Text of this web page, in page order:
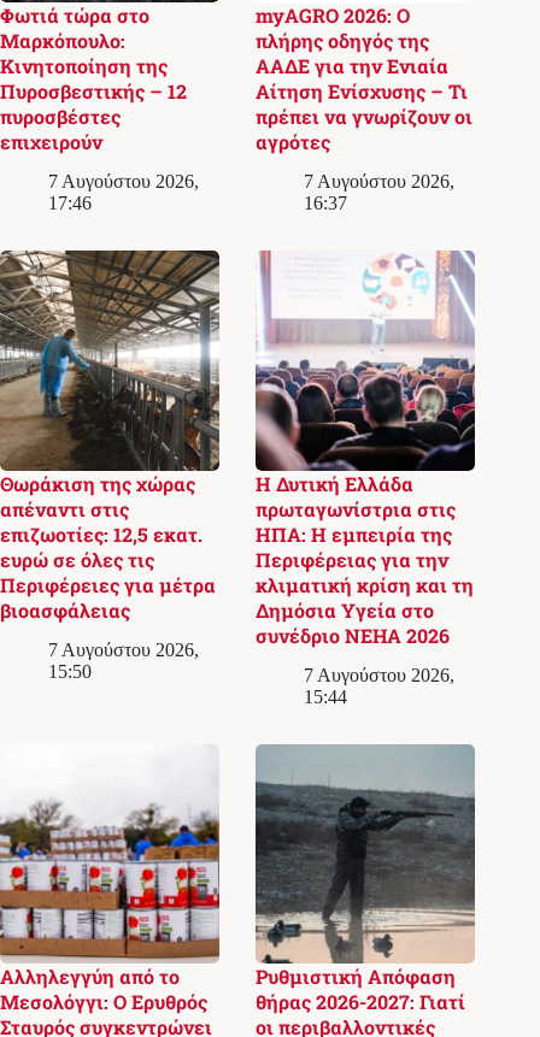
Φωτιά τώρα στο
Μαρκόπουλο:
Κινητοποίηση της
Πυροσβεστικής – 12
πυροσβέστες
επιχειρούν
7 Αυγούστου 2026,
17:46
myAGRO 2026: Ο
πλήρης οδηγός της
ΑΑΔΕ για την Ενιαία
Αίτηση Ενίσχυσης – Τι
πρέπει να γνωρίζουν οι
αγρότες
7 Αυγούστου 2026,
16:37
Θωράκιση της χώρας
απέναντι στις
επιζωοτίες: 12,5 εκατ.
ευρώ σε όλες τις
Περιφέρειες για μέτρα
βιοασφάλειας
7 Αυγούστου 2026,
15:50
Η Δυτική Ελλάδα
πρωταγωνίστρια στις
ΗΠΑ: Η εμπειρία της
Περιφέρειας για την
κλιματική κρίση και τη
Δημόσια Υγεία στο
συνέδριο NEHA 2026
7 Αυγούστου 2026,
15:44
Αλληλεγγύη από το
Μεσολόγγι: Ο Ερυθρός
Σταυρός συγκεντρώνει
Ρυθμιστική Απόφαση
θήρας 2026-2027: Γιατί
οι περιβαλλοντικές